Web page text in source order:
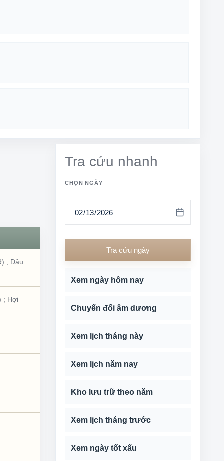
; Dậu
; Hợi
Tra cứu nhanh
CHỌN NGÀY
Tra cứu ngày
Xem ngày hôm nay
Chuyển đổi âm dương
Xem lịch tháng này
Xem lịch năm nay
Kho lưu trữ theo năm
Xem lịch tháng trước
Xem ngày tốt xấu